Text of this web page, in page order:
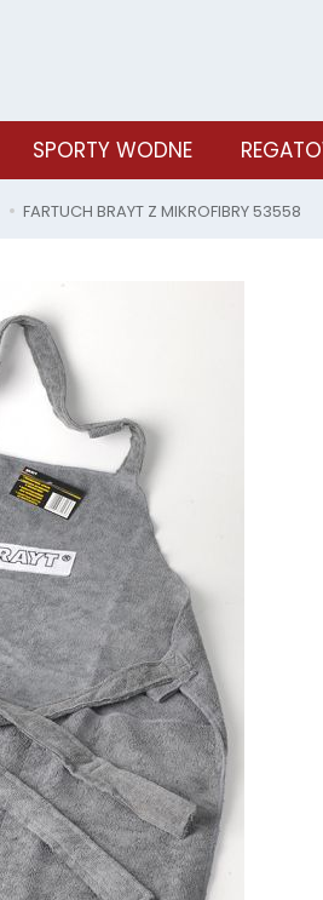
SPORTY WODNE
FARTUCH BRAYT Z MIKROFIBRY 53558